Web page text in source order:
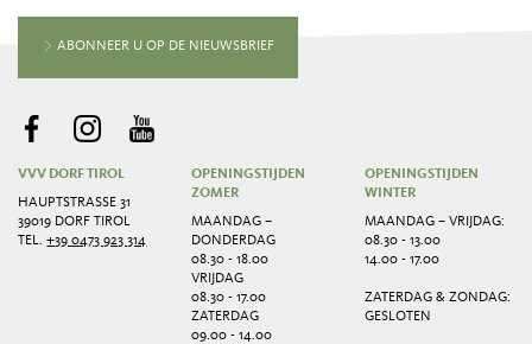
ABONNEER U OP DE NIEUWSBRIEF
VVV DORF TIROL
HAUPTSTRASSE 31
39019 DORF TIROL
TEL.+39 0473 923 314
OPENINGSTIJDEN
ZOMER
MAANDAG –
DONDERDAG
08.30 - 18.00
VRIJDAG
08.30 - 17.00
ZATERDAG
09.00 - 14.00
OPENINGSTIJDEN
WINTER
MAANDAG – VRIJDAG:
08.30 - 13.00
14.00 - 17.00
ZATERDAG & ZONDAG:
GESLOTEN